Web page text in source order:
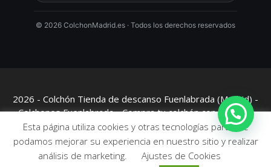
© 2026 ColchonMadrid.es · Todos los derechos reservados
2026 - Colchón Tienda de descanso Fuenlabrada (Madrid) -
Colchones Fuenlabrada - Compra tu colchón con el mejor
asesoramiento.
1.019,00
Esta página utiliza cookies y otras tecnologías para que
podamos mejorar su experiencia en nuestro sitio y realizar
análisis de marketing.
Ajustes de Cookies